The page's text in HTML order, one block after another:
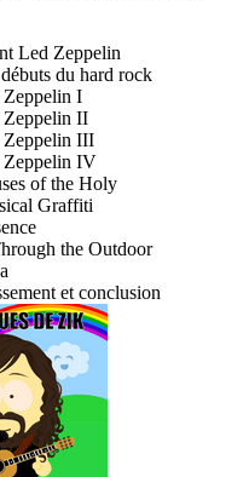
Led Zeppelin
du hard rock
I
Zeppelin II
Zeppelin III
Zeppelin IV
of the Holy
Graffiti
the Outdoor
et conclusion